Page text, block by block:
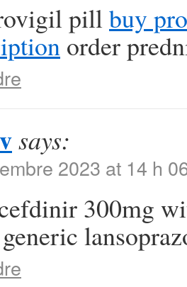
pillbuy
order
says:
2023 at 14 h
300mg
generic